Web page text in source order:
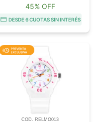
45% OFF
DESDE 6 CUOTAS SIN INTERÉS
COD. RELMO013